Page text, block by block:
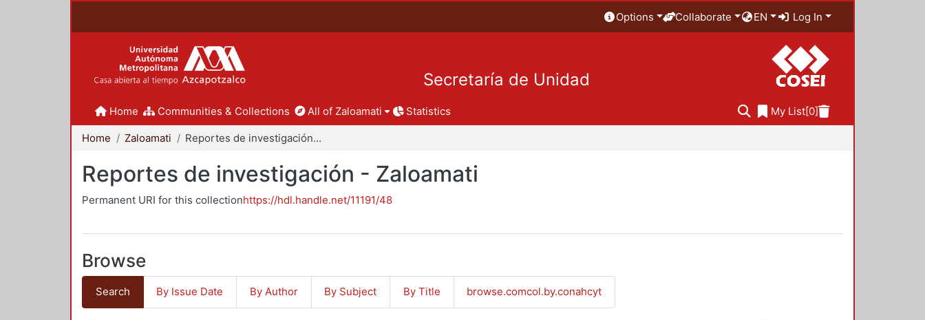
Options Collaborate EN Log In
Secretaría de Unidad
Home Communities & Collections All of Zaloamati Statistics My List[0]
Home Zaloamati Reportes de investigación - Zaloamati
Reportes de investigación - Zaloamati
Permanent URI for this collectionhttps://hdl.handle.net/11191/48
Browse
Search By Issue Date By Author By Subject By Title browse.comcol.by.conahcyt